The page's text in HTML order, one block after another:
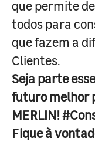
que permite
todos para
que fazem a
Clientes.
Seja parte
futuro melhor
MERLIN!
Fique à